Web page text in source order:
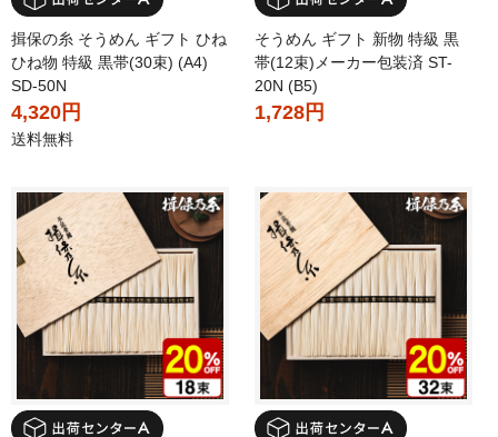
揖保の糸 そうめん ギフト ひね
ひね物 特級 黒帯(30束) (A4)
SD-50N
4,320円
送料無料
そうめん ギフト 新物 特級 黒
帯(12束)メーカー包装済 ST-
20N (B5)
1,728円